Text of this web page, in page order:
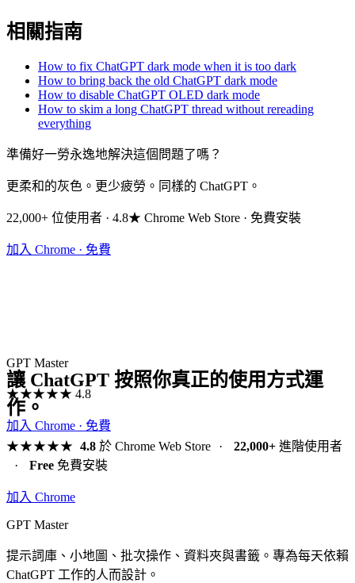
相關指南
How to fix ChatGPT dark mode when it is too dark
How to bring back the old ChatGPT dark mode
How to disable ChatGPT OLED dark mode
How to skim a long ChatGPT thread without rereading
everything
準備好一勞永逸地解決這個問題了嗎？
更柔和的灰色。更少疲勞。同樣的 ChatGPT。
22,000+ 位使用者 · 4.8★ Chrome Web Store · 免費安裝
加入 Chrome · 免費
GPT Master
★★★★★ 4.8
加入 Chrome · 免費
讓 ChatGPT 按照你真正的使用方式運
作。
★★★★★ 4.8於 Chrome Web Store · 22,000+進階使用者
·
Free 免費安裝
加入 Chrome
GPT Master
提示詞庫、小地圖、批次操作、資料夾與書籤。專為每天依賴
ChatGPT 工作的人而設計。